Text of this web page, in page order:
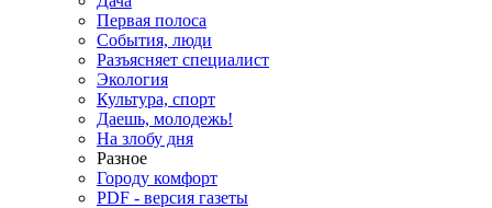
Первая полоса
События, люди
Разъясняет специалист
Экология
Культура, спорт
Даешь, молодежь!
На злобу дня
Разное
Городу комфорт
PDF - версия газеты